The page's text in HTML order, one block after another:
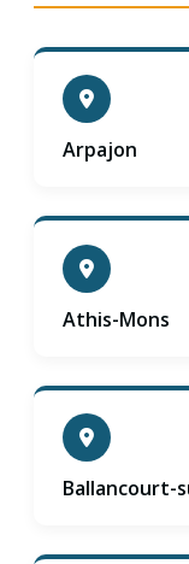
Arpajon
Athis-Mons
Ballancourt-